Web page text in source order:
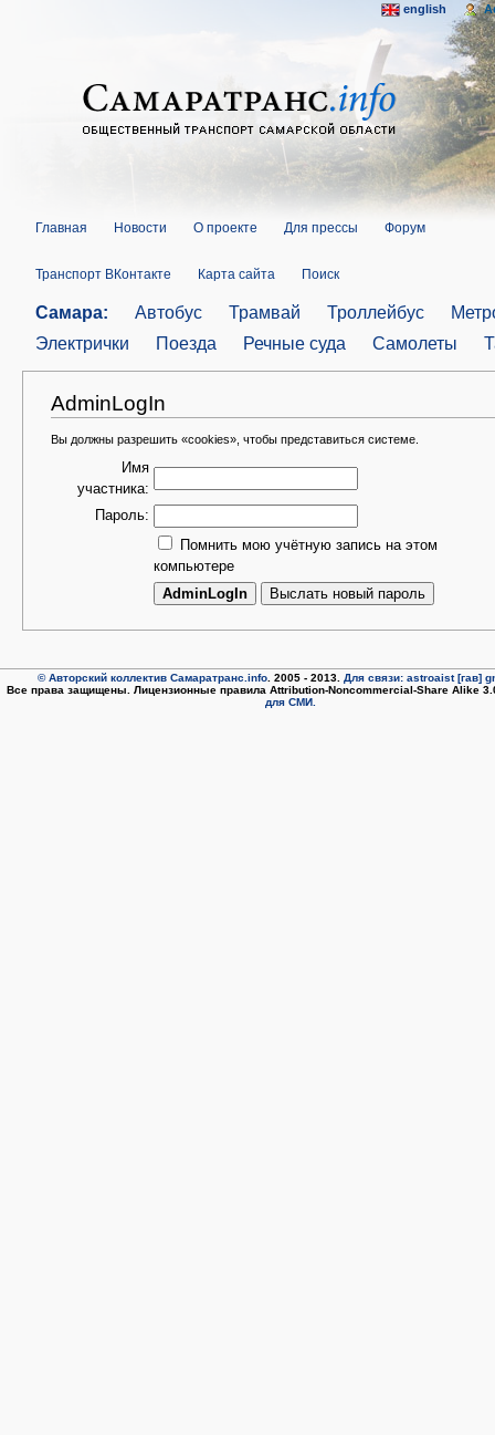
Главная Новости О проекте Для прессы Форум
Транспорт ВКонтакте Карта сайта Поиск
Самара: Автобус Трамвай Троллейбус
Электрички
Поезда Речные суда Самолеты
AdminLogIn
Вы должны разрешить «cookies», чтобы представиться системе.
Имя
участника:
Пароль:
Помнить мою учётную запись на этом
компьютере
english
© Авторский коллектив Самаратранс.info. 2005 - 2013. Для связи: astroaist [гав]
Все права защищены. Лицензионные правила Attribution-Noncommercial-Share Alike
для СМИ.